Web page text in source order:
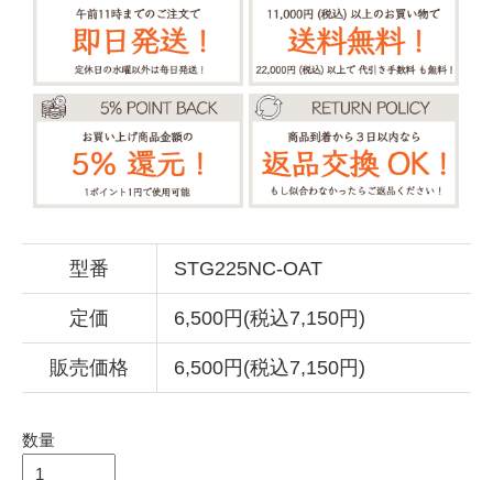
型番 STG225NC-OAT
定価 6,500円(税込7,150円)
販売価格 6,500円(税込7,150円)
数量